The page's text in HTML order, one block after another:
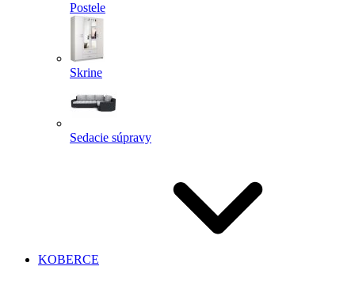
Postele
Skrine
Sedacie súpravy
KOBERCE